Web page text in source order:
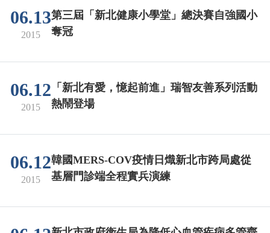
06.13
2015
第三屆「新北健康小學堂」總決賽自強國小
奪冠
06.12
2015
「新北有愛，憶起前進」瑞智友善系列活動
熱鬧登場
06.12
2015
韓國MERS-COV疫情日熾新北市跨局處從
基層門診端全程實兵演練